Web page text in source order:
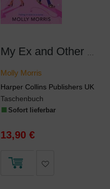
Molly Morris
Harper Collins Publishers UK
Taschenbuch
Sofort lieferbar
13,90 €